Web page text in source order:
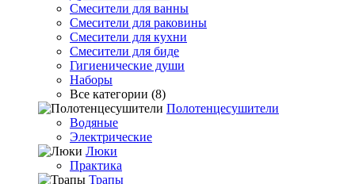
Смесители для ванны
Смесители для раковины
Смесители для кухни
Смесители для биде
Гигиенические души
Наборы
Все категории (8)
Полотенцесушители
Водяные
Электрические
Люки
Практика
Трапы